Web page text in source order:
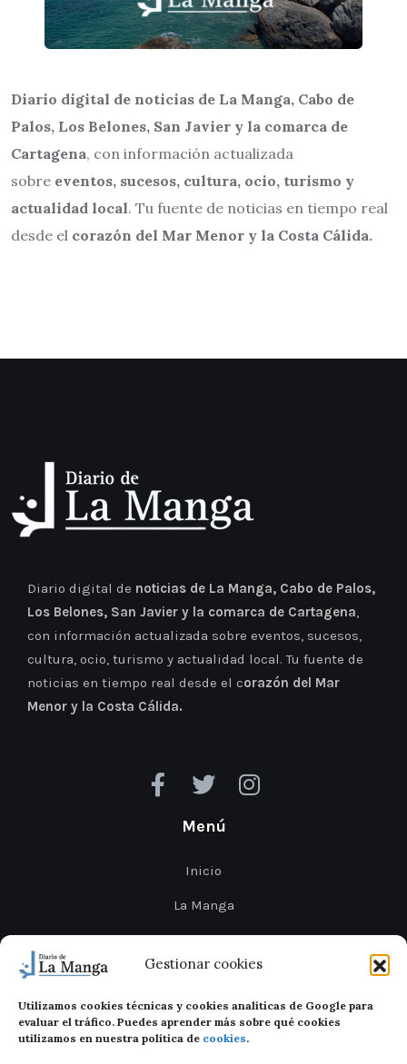
Gestionar cookies
Utilizamos cookies técnicas y cookies analíticas de Google para
evaluar el tráfico. Puedes aprender más sobre qué cookies
utilizamos en nuestra política de cookies.
Diario digital de noticias de La Manga, Cabo de
Palos, Los Belones, San Javier y la comarca de
Cartagena, con información actualizada
sobre eventos, sucesos, cultura, ocio, turismo y
actualidad local. Tu fuente de noticias en tiempo real
desde el corazón del Mar Menor y la Costa Cálida.
Diario digital de noticias de La Manga, Cabo de Palos,
Los Belones, San Javier y la comarca de Cartagena,
con información actualizada sobre eventos, sucesos,
cultura, ocio, turismo y actualidad local. Tu fuente de
noticias en tiempo real desde el corazón del Mar
Menor y la Costa Cálida.
Menú
Inicio
La Manga
Cabo de Palos
Cartagena
San Javier